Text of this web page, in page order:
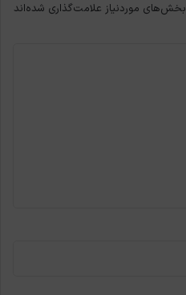
بخش‌های موردنیاز علامت‌گذاری شده‌اند